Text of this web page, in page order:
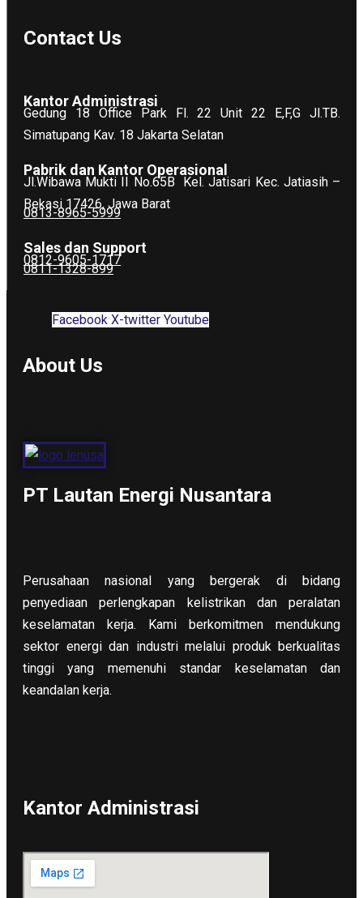
Contact Us
Kantor Administrasi
Gedung 18 Office Park Fl. 22 Unit 22 E,F,G Jl.TB.
Simatupang Kav. 18 Jakarta Selatan
Pabrik dan Kantor Operasional
Jl.Wibawa Mukti II No.65B
Kel. Jatisari Kec. Jatiasih –
Bekasi 17426, Jawa Barat
0813-8965-5999
Sales dan Support
0812-9605-1717
0811-1328-899
Facebook X-twitter Youtube
About Us
PT Lautan Energi Nusantara
Perusahaan nasional yang bergerak di bidang
penyediaan perlengkapan kelistrikan dan peralatan
keselamatan kerja. Kami berkomitmen mendukung
sektor energi dan industri melalui produk berkualitas
tinggi yang memenuhi standar keselamatan dan
keandalan kerja.
Kantor Administrasi